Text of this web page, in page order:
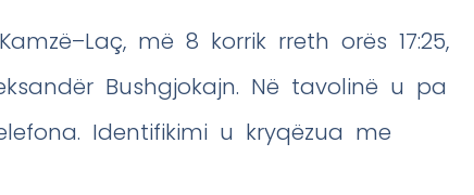
më 8 korrik rreth orës 17:25,
Bushgjokajn. Në tavolinë u pa
Identifikimi u kryqëzua me